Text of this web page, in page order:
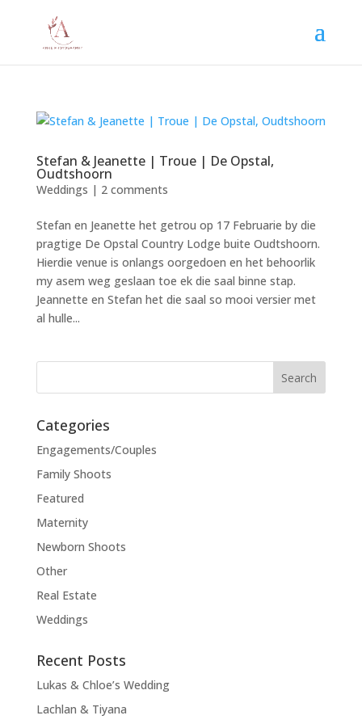
Stefan & Jeanette | Troue | De Opstal,
Oudtshoorn
Weddings | 2 comments
Stefan en Jeanette het getrou op 17 Februarie by die
pragtige De Opstal Country Lodge buite Oudtshoorn.
Hierdie venue is onlangs oorgedoen en het behoorlik
my asem weg geslaan toe ek die saal binne stap.
Jeannette en Stefan het die saal so mooi versier met
al hulle...
Categories
Engagements/Couples
Family Shoots
Featured
Maternity
Newborn Shoots
Other
Real Estate
Weddings
Recent Posts
Lukas & Chloe’s Wedding
Lachlan & Tiyana